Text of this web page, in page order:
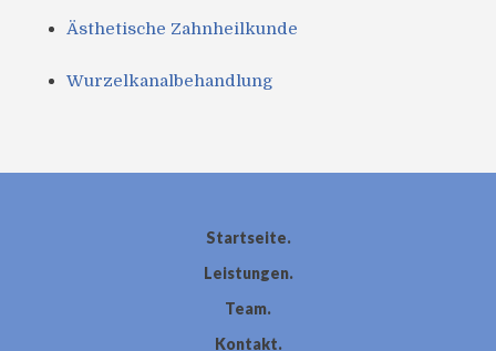
Ästhetische Zahnheilkunde
Wurzelkanalbehandlung
Startseite
Leistungen
Team
Kontakt